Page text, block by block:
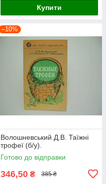
Купити
–10%
Волошневський Д.В. Таїжні
трофеї (б/у).
Готово до відправки
346,50 ₴ 385 ₴